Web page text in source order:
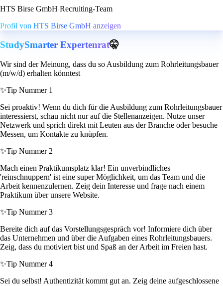
HTS Birse GmbH Recruiting-Team
Profil von HTS Birse GmbH anzeigen
StudySmarter Expertenrat🤫
Wir sind der Meinung, dass du so Ausbildung zum Rohrleitungsbauer
(m/w/d) erhalten könntest
✨Tip Nummer 1
Sei proaktiv! Wenn du dich für die Ausbildung zum Rohrleitungsbauer
interessierst, schau nicht nur auf die Stellenanzeigen. Nutze unser
Netzwerk und sprich direkt mit Leuten aus der Branche oder besuche
Messen, um Kontakte zu knüpfen.
✨Tip Nummer 2
Mach einen Praktikumsplatz klar! Ein unverbindliches
'reinschnuppern' ist eine super Möglichkeit, um das Team und die
Arbeit kennenzulernen. Zeig dein Interesse und frage nach einem
Praktikum über unsere Website.
✨Tip Nummer 3
Bereite dich auf das Vorstellungsgespräch vor! Informiere dich über
das Unternehmen und über die Aufgaben eines Rohrleitungsbauers.
Zeig, dass du motiviert bist und Spaß an der Arbeit im Freien hast.
✨Tip Nummer 4
Sei du selbst! Authentizität kommt gut an. Zeig deine aufgeschlossene